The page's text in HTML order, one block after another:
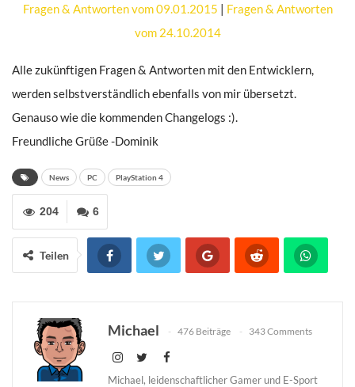
Fragen & Antworten vom 09.01.2015 | Fragen & Antworten
vom 24.10.2014
Alle zukünftigen Fragen & Antworten mit den Entwicklern,
werden selbstverständlich ebenfalls von mir übersetzt.
Genauso wie die kommenden Changelogs :).
Freundliche Grüße -Dominik
News PC PlayStation 4
6
204
Teilen
Michael 476 Beiträge 343 Comments
Michael, leidenschaftlicher Gamer und E-Sport